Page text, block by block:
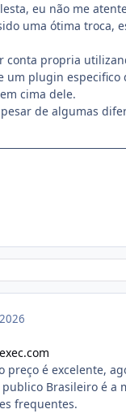
eu não me
uma ótima troca,
conta propria
um plugin
cima dele.
de algumas
preço é excelente,
Brasileiro é a
frequentes.